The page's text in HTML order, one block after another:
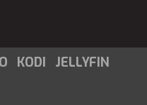
KODI
JELLYFIN